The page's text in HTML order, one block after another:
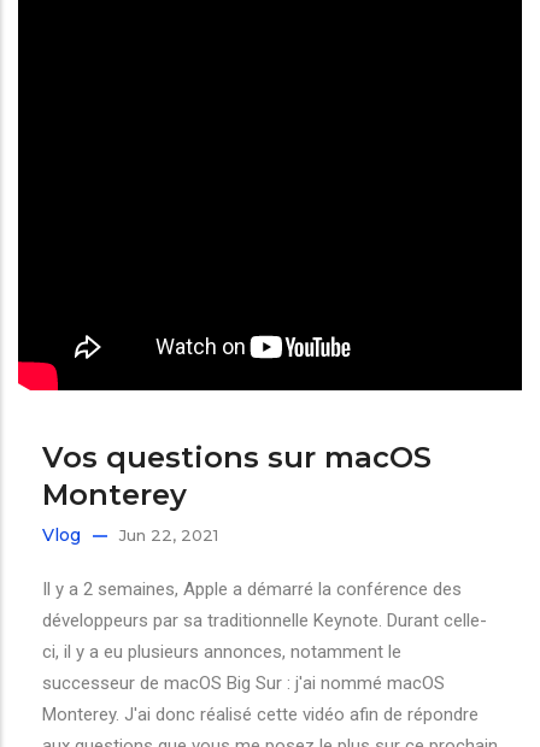
Vos questions sur macOS
Monterey
Vlog Jun 22, 2021
Il y a 2 semaines, Apple a démarré la conférence des
développeurs par sa traditionnelle Keynote. Durant celle-
ci, il y a eu plusieurs annonces, notamment le
successeur de macOS Big Sur : j'ai nommé macOS
Monterey. J'ai donc réalisé cette vidéo afin de répondre